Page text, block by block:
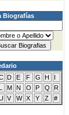
Biografías
D E F G H
I
M N O P Q
R
V W X Y Z #